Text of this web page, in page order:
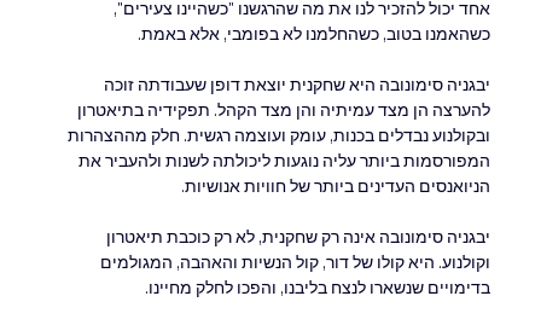
אחד יכול להזכיר לנו את מה שהרגשנו "כשהיינו צעירים",
כשהאמנו בטוב, כשהחלמנו לא בפומבי, אלא באמת.
יבגניה סימונובה היא שחקנית יוצאת דופן שעבודתה זוכה
להערצה הן מצד עמיתיה והן מצד הקהל. תפקידיה בתיאטרון
ובקולנוע נבדלים בכנות, עומק ועוצמה רגשית. חלק מההצהרות
המפורסמות ביותר עליה נוגעות ליכולתה לשנות ולהעביר את
הניואנסים העדינים ביותר של חוויות אנושיות.
יבגניה סימונובה אינה רק שחקנית, לא רק כוכבת תיאטרון
וקולנוע. היא קולו של דור, קול הנשיות והאהבה, המגולמים
בדימויים שנשארו לנצח בליבנו, והפכו לחלק מחיינו.